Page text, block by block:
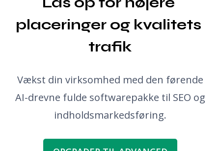
placeringer og kvalitets
trafik
Vækst din virksomhed med den førende
AI-drevne fulde softwarepakke til SEO og
indholdsmarkedsføring.